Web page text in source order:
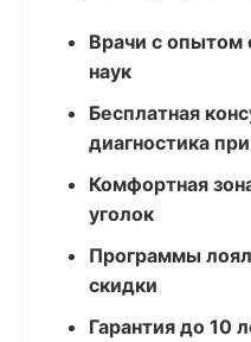
Врачи с опытом
наук
Бесплатная
диагностика
Комфортная
уголок
Программы
скидки
Гарантия до 10